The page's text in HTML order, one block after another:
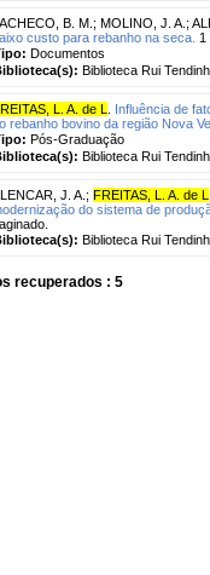
B. M. ; MOLINO, J. A. ;
custo para rebanho na seca. 1
Documentos
Biblioteca Rui
L. A. de L
Influência de
rebanho bovino da região Nova
Pós-Graduação
Biblioteca Rui
J. A. ; FREITAS, L. A. de L
do sistema de
Biblioteca Rui
recuperados : 5